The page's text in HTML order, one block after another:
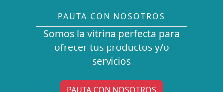
PAUTA CON NOSOTROS
Somos la vitrina perfecta para
ofrecer tus productos y/o
servicios
PAUTA CON NOSOTROS